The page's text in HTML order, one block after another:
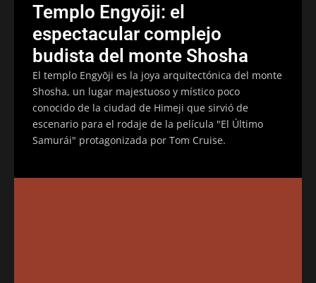
Templo Engyōji: el
espectacular complejo
budista del monte Shosha
El templo Engyōji es la joya arquitectónica del monte
Shosha, un lugar majestuoso y místico poco
conocido de la ciudad de Himeji que sirvió de
escenario para el rodaje de la película "El Último
Samurái" protagonizada por Tom Cruise.